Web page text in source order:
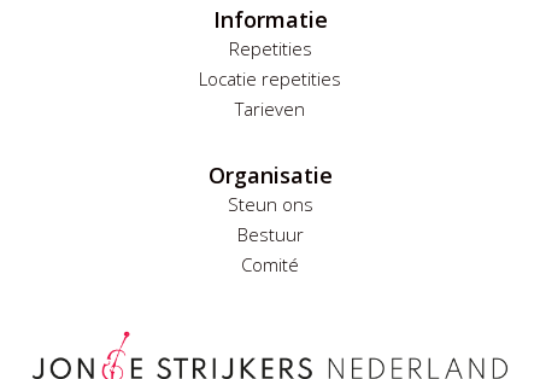
Informatie
Repetities
Locatie repetities
Tarieven
Organisatie
Steun ons
Bestuur
Comité